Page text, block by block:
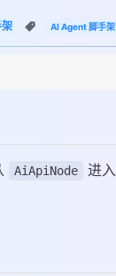
AI Agent 脚手架
AiApiNode 进入